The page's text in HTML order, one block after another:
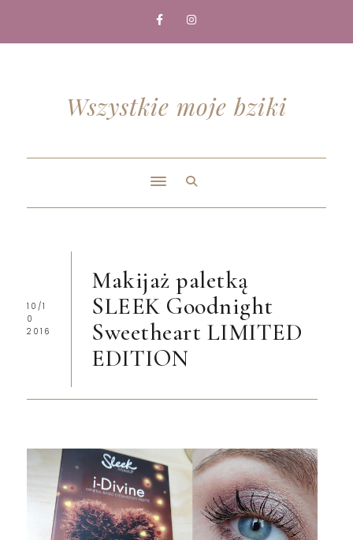
Wszystkie moje bziki
10/1
0
2016
Makijaż paletką
SLEEK Goodnight
Sweetheart LIMITED
EDITION